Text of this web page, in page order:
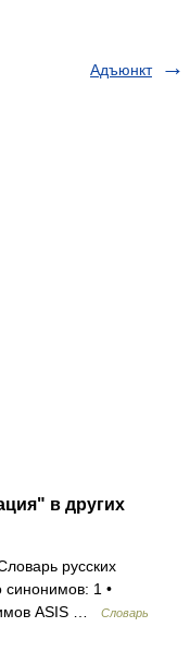
Адъюнкт
в других
русских
синонимов: 1 •
ASIS …
Словарь